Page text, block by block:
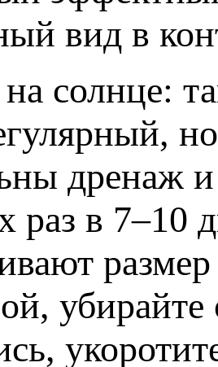
вид в
солнце:
дренаж
раз в 7–10
размер